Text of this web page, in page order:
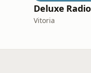
Deluxe
Vitoria